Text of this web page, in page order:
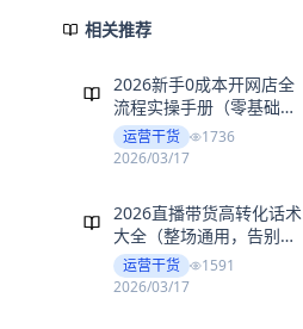
相关推荐
文章
2026新手0成本开网店全
流程实操手册（零基础可
直接抄作业）
运营干货
1736
2026/03/17
文章
2026直播带货高转化话术
大全（整场通用，告别冷
场尴尬）
运营干货
1591
2026/03/17